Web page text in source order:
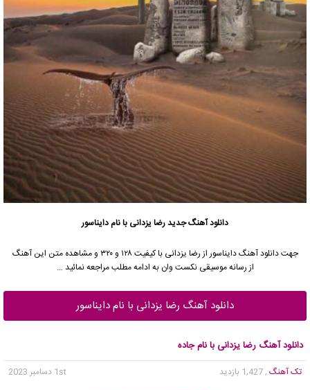
دانلود آهنگ جدیدرضا یزدانی با نام دایناسور
جهت دانلود آهنگ دایناسور از رضا یزدانی
با کیفیت ۱۲۸ و ۳۲۰ و مشاهده متن این آهنگ
از رسانه موسیقی نکست وان به ادامه مطلب مراجعه نمائید …
دانلود آهنگ رضا یزدانی با نام دایناسور
دانلود آهنگ رضا یزدانی با نام جاده
تک آهنگ , 1,427 بازدید
1st دسامبر 2023